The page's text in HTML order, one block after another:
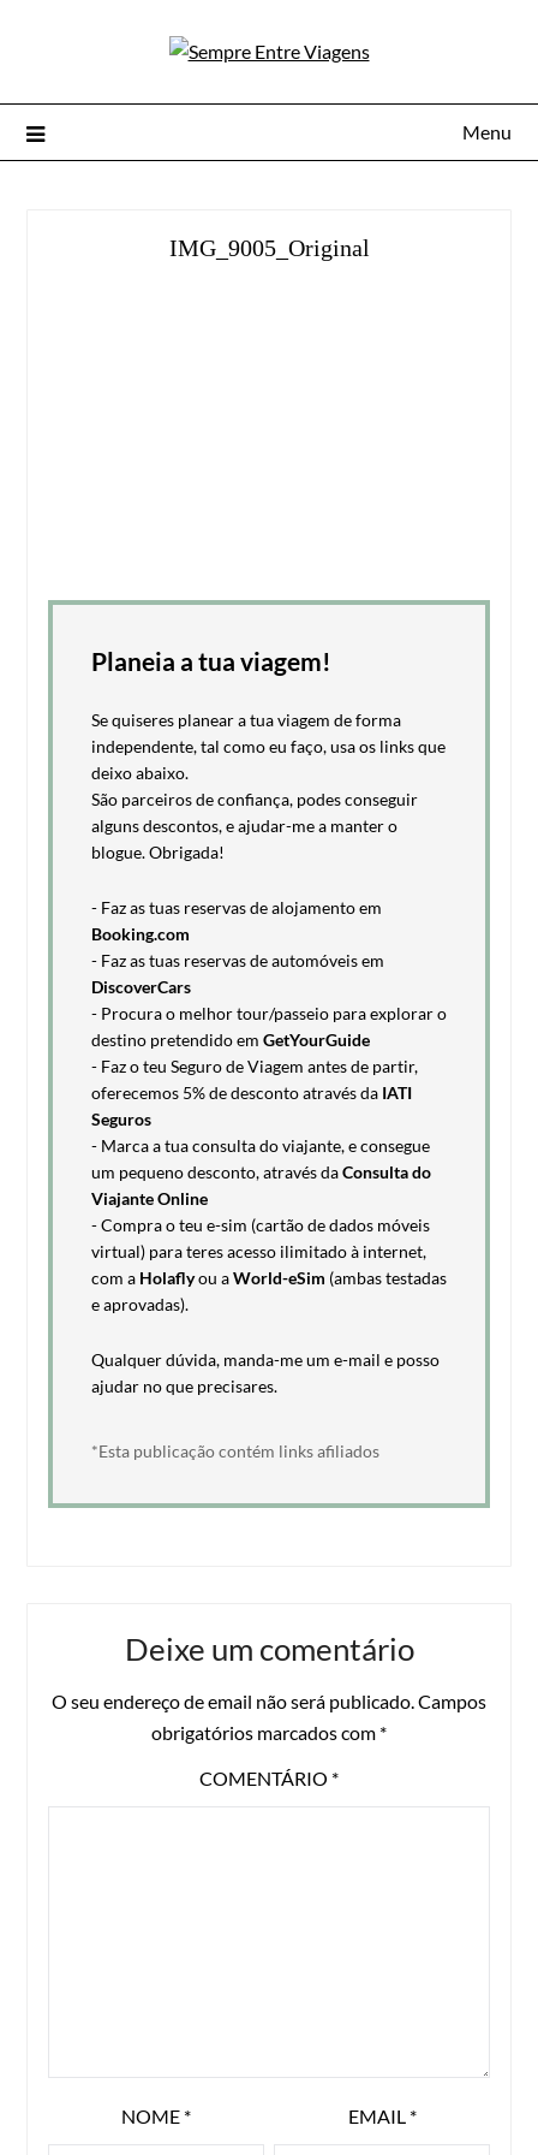
Menu
IMG_9005_Original
Planeia a tua viagem!
Se quiseres planear a tua viagem de forma
independente, tal como eu faço, usa os links que
deixo abaixo.
São parceiros de confiança, podes conseguir
alguns descontos, e ajudar-me a manter o
blogue. Obrigada!
- Faz as tuas reservas de alojamento em
Booking.com
- Faz as tuas reservas de automóveis em
DiscoverCars
- Procura o melhor tour/passeio para explorar o
destino pretendido em GetYourGuide
- Faz o teu Seguro de Viagem antes de partir,
oferecemos 5% de desconto através da IATI
Seguros
- Marca a tua consulta do viajante, e consegue
um pequeno desconto, através daConsulta do
Viajante Online
- Compra o teu e-sim (cartão de dados móveis
virtual) para teres acesso ilimitado à internet,
com a Holaflyou aWorld-eSim (ambas testadas
e aprovadas).
Qualquer dúvida, manda-me um e-mail e posso
ajudar no que precisares.
*Esta publicação contém links afiliados
Deixe um comentário
O seu endereço de email não será publicado.Campos
obrigatórios marcados com *
COMENTÁRIO *
NOME * EMAIL *